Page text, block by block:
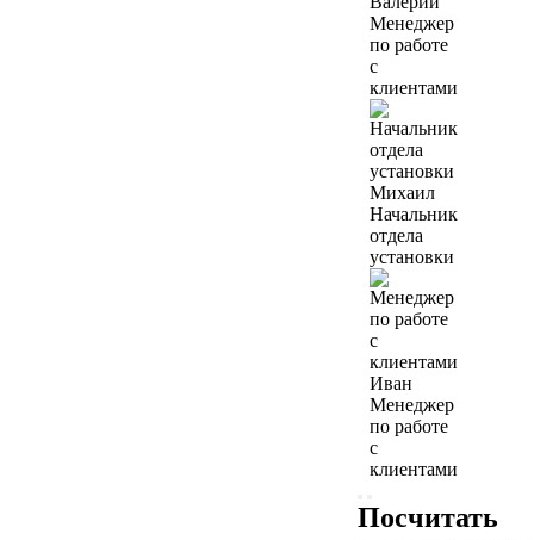
Менеджер
по работе
с
клиентами
Михаил
Начальник
отдела
установки
Иван
Менеджер
по работе
с
клиентами
Посчитать